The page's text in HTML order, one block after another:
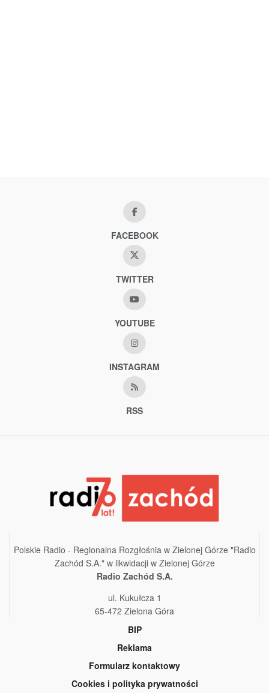
FACEBOOK
TWITTER
YOUTUBE
INSTAGRAM
RSS
Polskie Radio - Regionalna Rozgłośnia w Zielonej Górze "Radio
Zachód S.A." w likwidacji w Zielonej Górze
Radio Zachód S.A.
ul. Kukułcza 1
65-472 Zielona Góra
BIP
Reklama
Formularz kontaktowy
Cookies i polityka prywatności